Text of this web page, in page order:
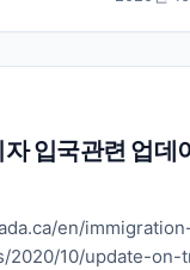
지 아직은 발표된 바는
드도 학생비자 학생
입국관련 업데
en/
2020/10/update-on-